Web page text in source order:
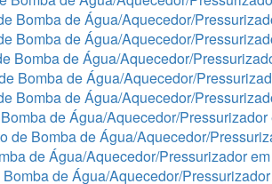
Bomba de Água/Aquecedor/
Bomba de Água/Aquecedor/
Bomba de Água/Aquecedor/
Bomba de Água/Aquecedor/
Bomba de Água/Aquecedor/
de Água/Aquecedor/
de Bomba de Água/Aquecedor/
de Água/Aquecedor/Pressurizador
de Água/Aquecedor/